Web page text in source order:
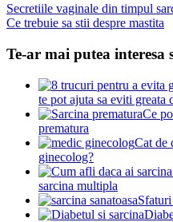
Navigare
în
articole
Previous
Post:
Secretiile vaginale din timpul
Next
Ce trebuie sa stii despre mastita
Te-ar mai putea interesa
te pot ajuta sa eviti greata
Ce
prematura
Cat de
ginecolog?
sarcina multipla
Sfaturi